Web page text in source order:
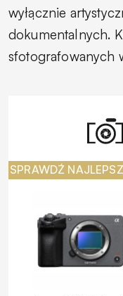
wyłącznie
dokumentalnych.
sfotografowanych
SPRAWDŹ